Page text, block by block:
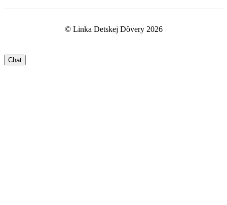
© Linka Detskej Dôvery 2026